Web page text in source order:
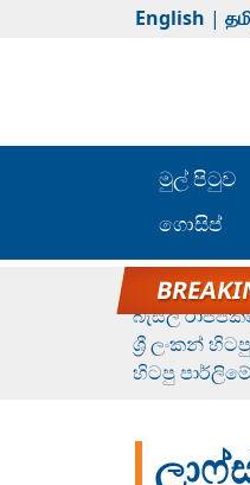
English |
මුල් පිටුව
ගොසිප්
රන් ගෙනා
බැසිල්
ශ්‍රී ලංකන්
හිටපු